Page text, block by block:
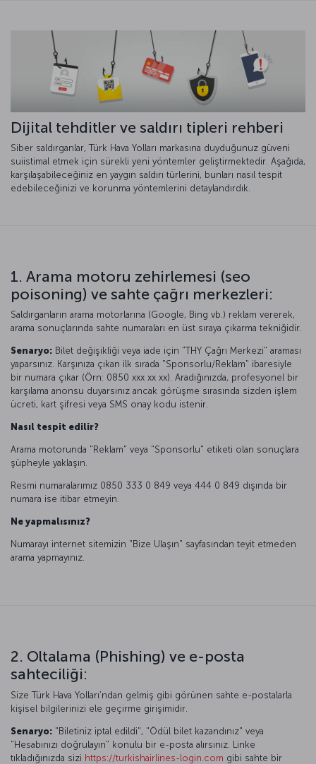
Dijital tehditler ve saldırı tipleri rehberi
Siber saldırganlar, Türk Hava Yolları markasına duyduğunuz güveni
suiistimal etmek için sürekli yeni yöntemler geliştirmektedir. Aşağıda,
karşılaşabileceğiniz en yaygın saldırı türlerini, bunları nasıl tespit
edebileceğinizi ve korunma yöntemlerini detaylandırdık.
1. Arama motoru zehirlemesi (seo
poisoning) ve sahte çağrı merkezleri:
Saldırganların arama motorlarına (Google, Bing vb.) reklam vererek,
arama sonuçlarında sahte numaraları en üst sıraya çıkarma tekniğidir.
Senaryo: Bilet değişikliği veya iade için "THY Çağrı Merkezi" araması
yaparsınız. Karşınıza çıkan ilk sırada "Sponsorlu/Reklam" ibaresiyle
bir numara çıkar (Örn: 0850 xxx xx xx). Aradığınızda, profesyonel bir
karşılama anonsu duyarsınız ancak görüşme sırasında sizden işlem
ücreti, kart şifresi veya SMS onay kodu istenir.
Nasıl tespit edilir?
Arama motorunda "Reklam" veya "Sponsorlu" etiketi olan sonuçlara
şüpheyle yaklaşın.
Resmi numaralarımız 0850 333 0 849 veya 444 0 849 dışında bir
numara ise itibar etmeyin.
Ne yapmalısınız?
Numarayı internet sitemizin "Bize Ulaşın" sayfasından teyit etmeden
arama yapmayınız.
2. Oltalama (Phishing) ve e-posta
sahteciliği:
Size Türk Hava Yolları’ndan gelmiş gibi görünen sahte e-postalarla
kişisel bilgilerinizi ele geçirme girişimidir.
Senaryo: "Biletiniz iptal edildi", "Ödül bilet kazandınız" veya
"Hesabınızı doğrulayın" konulu bir e-posta alırsınız. Linke
tıkladığınızda sizi https://turkishairlines-login.com gibi sahte bir